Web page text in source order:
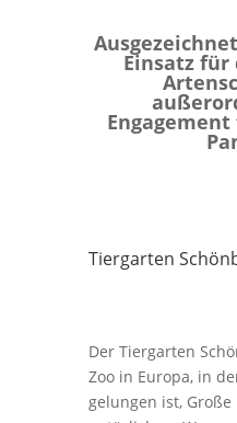
Einsatz für
Tiergarten
Der Tiergarten
Zoo in Europa, in
gelungen ist, Große